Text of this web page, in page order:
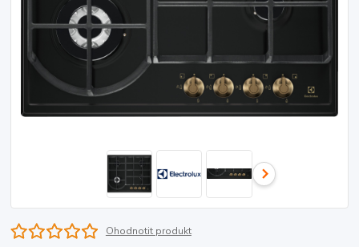
Ohodnotit produkt